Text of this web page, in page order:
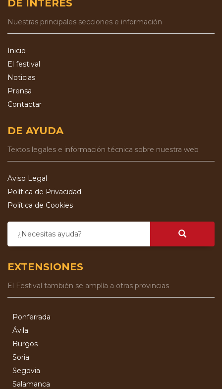
DE INTERÉS
Nuestras principales secciones e información
Inicio
El festival
Noticias
Prensa
Contactar
DE AYUDA
Textos legales e información técnica sobre nuestra web
Aviso Legal
Política de Privacidad
Política de Cookies
¿Necesitas ayuda?
EXTENSIONES
El Festival también se amplía a otras provincias
Ponferrada
Ávila
Burgos
Soria
Segovia
Salamanca